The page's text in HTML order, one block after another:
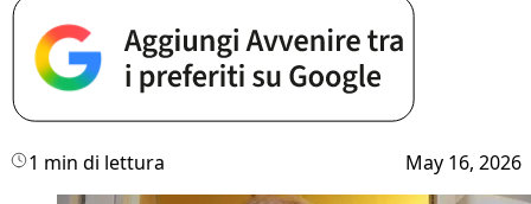
1 min di lettura May 16, 2026